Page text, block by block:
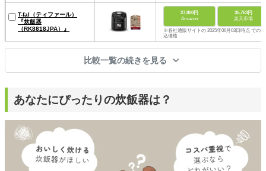
T-fal（ティファール）
『炊飯器
（RK8818JPA）』
27,800円
Amazon
35,763円
楽天市場
※各社通販サイトの 2025年06月03日時点 での税
込価格
比較一覧の続きを見る
あなたにぴったりの炊飯器は？